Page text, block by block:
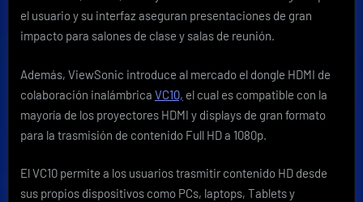
el usuario y su interfaz aseguran presentaciones de gran
impacto para salones de clase y salas de reunión.
Además, ViewSonic introduce al mercado el dongle HDMI de
colaboración inalámbrica VC10, el cual es compatible con la
mayoría de los proyectores HDMI y displays de gran formato
para la trasmisión de contenido Full HD a 1080p.
El VC10 permite a los usuarios trasmitir contenido HD desde
sus propios dispositivos como PCs, laptops, Tablets y